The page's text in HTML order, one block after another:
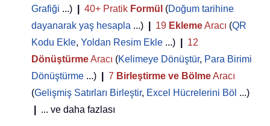
Grafiği ...) 40+ Pratik Formül (Doğum tarihine
dayanarak yaş hesapla ...) 19 EklemeAracı (QR
Kodu Ekle, Yoldan Resim Ekle ...)
12
DönüştürmeAracı (Kelimeye Dönüştür, Para Birimi
Dönüştürme ...) 7 Birleştirme ve BölmeAracı
(Gelişmiş Satırları Birleştir, Excel Hücrelerini Böl ...)
... ve daha fazlası